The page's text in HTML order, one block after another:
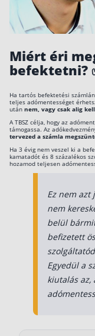
Hitel
Miért éri
befektetni?
Ha tartós befektetési
teljes adómentességet
után nem, vagy csak alig
A TBSZ célja, hogy az
támogassa. Az
tervezed a számla
Ha 3 évig nem veszel ki a
kamatadót és 8 százalékos
hozamod teljesen
Ez nem azt
nem
belül
befizetett
Egyedül a
kiutalás az,